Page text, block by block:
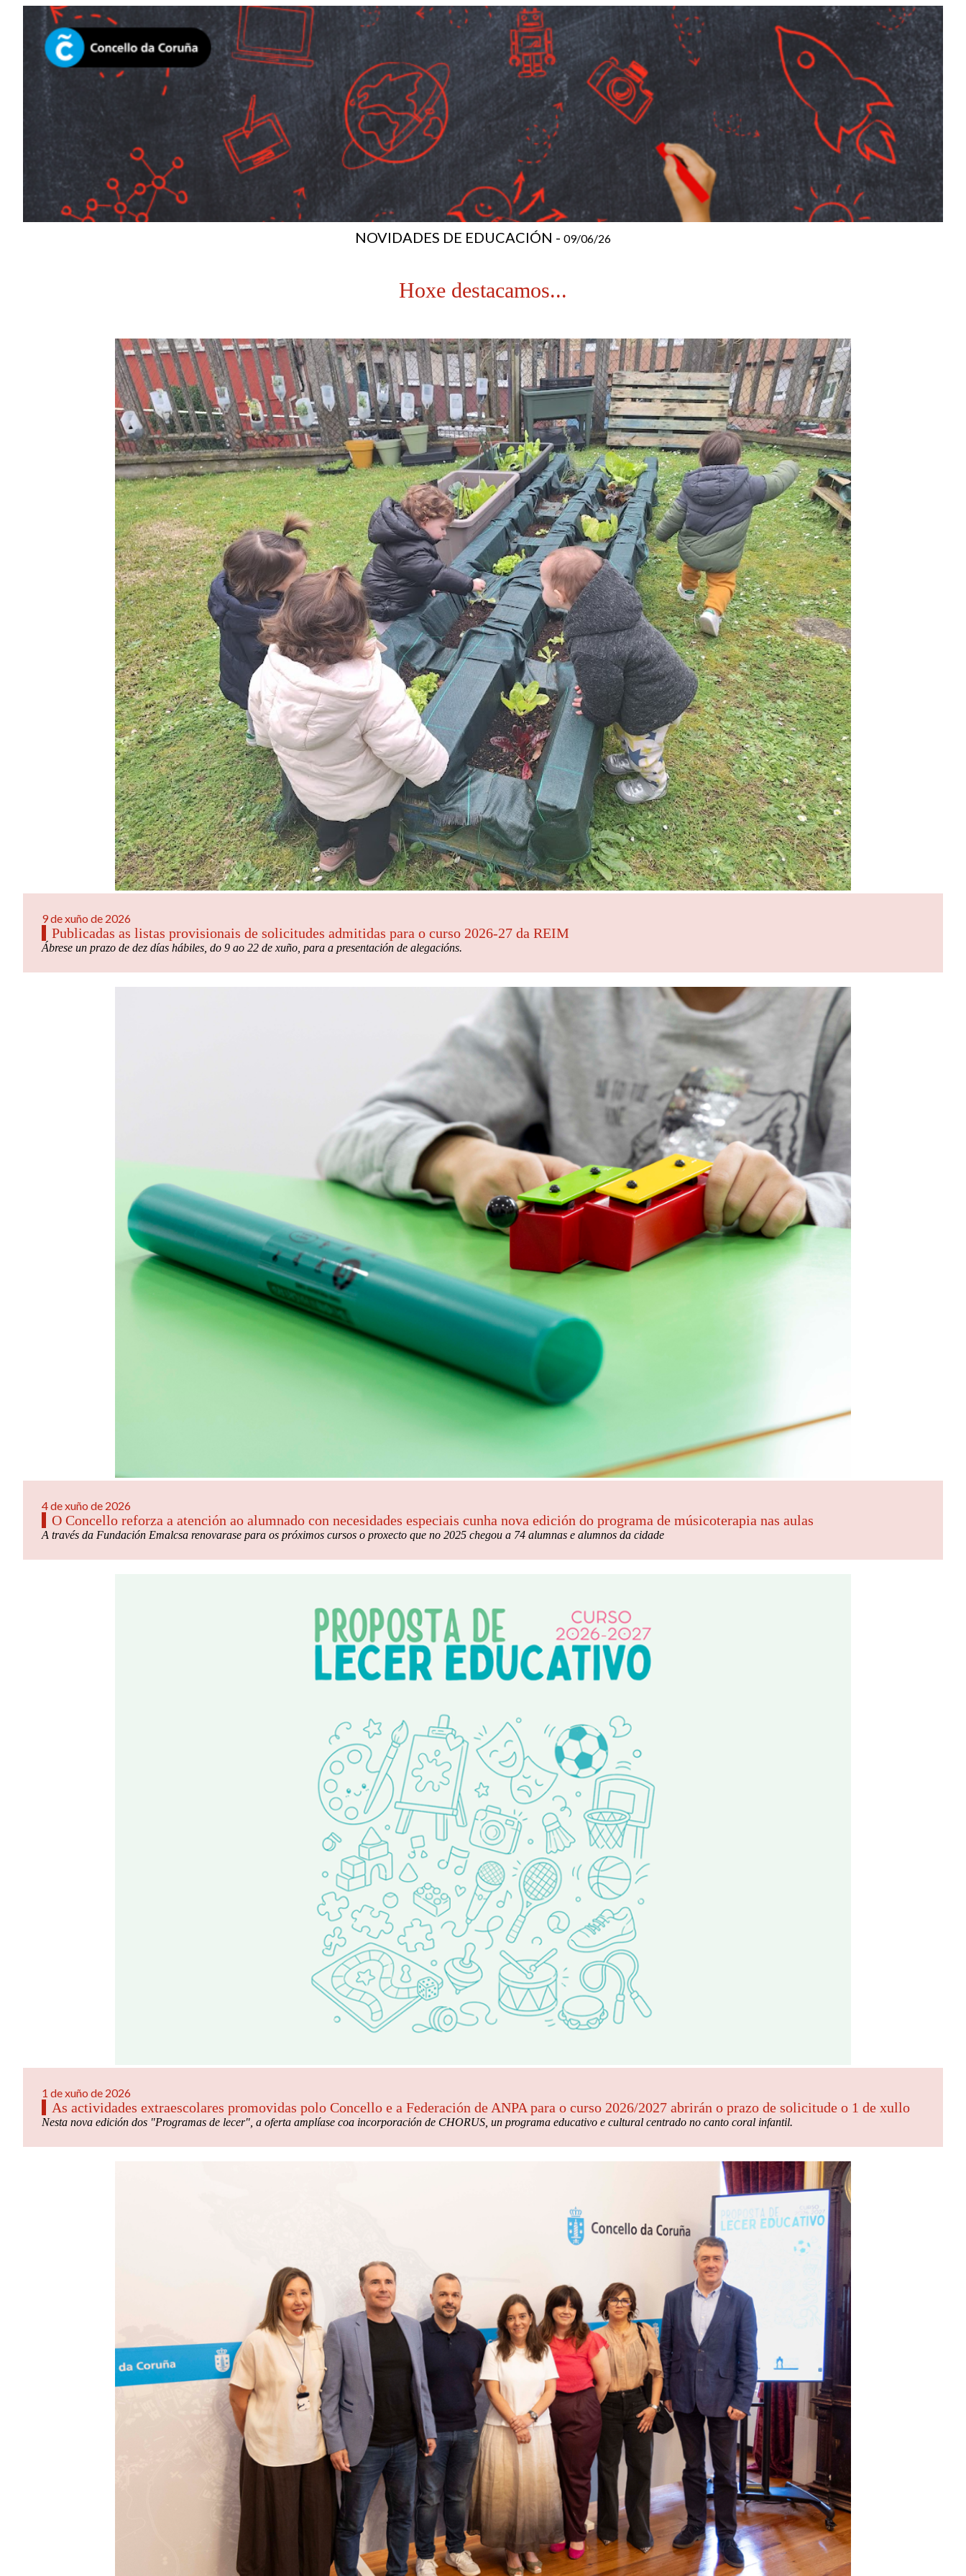
NOVIDADES DE EDUCACIÓN - 09/06/26
Hoxe destacamos...
9 de xuño de 2026
Publicadas as listas provisionais de solicitudes admitidas para o curso 2026-27 da REIM
Ábrese un prazo de dez días hábiles, do 9 ao 22 de xuño, para a presentación de alegacións.
4 de xuño de 2026
O Concello reforza a atención ao alumnado con necesidades especiais cunha nova edición do programa de músicoterapia nas aulas
A través da Fundación Emalcsa renovarase para os próximos cursos o proxecto que no 2025 chegou a 74 alumnas e alumnos da cidade
1 de xuño de 2026
As actividades extraescolares promovidas polo Concello e a Federación de ANPA para o curso 2026/2027 abrirán o prazo de solicitude o 1 de xullo
Nesta nova edición dos "Programas de lecer", a oferta amplíase coa incorporación de CHORUS, un programa educativo e cultural centrado no canto coral infantil.